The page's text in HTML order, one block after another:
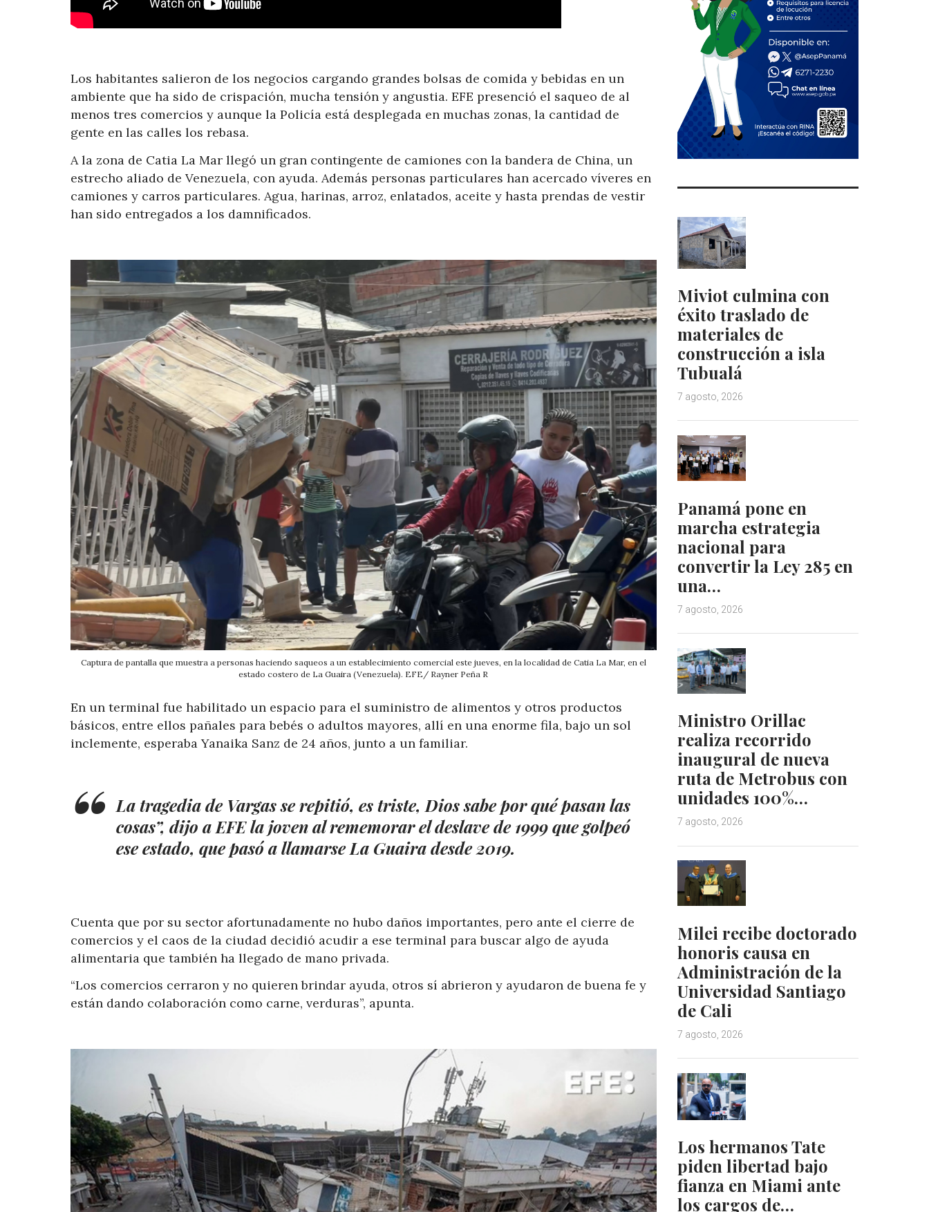
Los habitantes salieron de los negocios cargando grandes bolsas de comida y bebidas en un
ambiente que ha sido de crispación, mucha tensión y angustia. EFE presenció el saqueo de al
menos tres comercios y aunque la Policía está desplegada en muchas zonas, la cantidad de
gente en las calles los rebasa.
A la zona de Catia La Mar llegó un gran contingente de camiones con la bandera de China, un
estrecho aliado de Venezuela, con ayuda. Además personas particulares han acercado víveres en
camiones y carros particulares. Agua, harinas, arroz, enlatados, aceite y hasta prendas de vestir
han sido entregados a los damnificados.
Captura de pantalla que muestra a personas haciendo saqueos a un establecimiento comercial este jueves, en la localidad de Catia La Mar, en el
estado costero de La Guaira (Venezuela). EFE/ Rayner Peña R
En un terminal fue habilitado un espacio para el suministro de alimentos y otros productos
básicos, entre ellos pañales para bebés o adultos mayores, allí en una enorme fila, bajo un sol
inclemente, esperaba Yanaika Sanz de 24 años, junto a un familiar.
La tragedia de Vargas se repitió, es triste, Dios sabe por qué pasan las
cosas”, dijo a EFE la joven al rememorar el deslave de 1999 que golpeó
ese estado, que pasó a llamarse La Guaira desde 2019.
Cuenta que por su sector afortunadamente no hubo daños importantes, pero ante el cierre de
comercios y el caos de la ciudad decidió acudir a ese terminal para buscar algo de ayuda
alimentaria que también ha llegado de mano privada.
“Los comercios cerraron y no quieren brindar ayuda, otros sí abrieron y ayudaron de buena fe y
están dando colaboración como carne, verduras”, apunta.
Miviot culmina con
éxito traslado de
materiales de
construcción a isla
Tubualá
7 agosto, 2026
Panamá pone en
marcha estrategia
nacional para
convertir la Ley 285 en
una…
7 agosto, 2026
Ministro Orillac
realiza recorrido
inaugural de nueva
ruta de Metrobus con
unidades 100%…
7 agosto, 2026
Milei recibe doctorado
honoris causa en
Administración de la
Universidad Santiago
de Cali
7 agosto, 2026
Los hermanos Tate
piden libertad bajo
fianza en Miami ante
los cargos de…